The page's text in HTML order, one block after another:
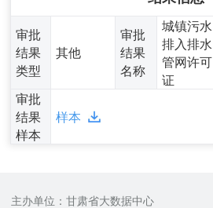
审批
结果
类型
其他
审批
结果
名称
城镇污水
排入排水
管网许可
证
审批
结果
样本
样本
主办单位：甘肃省大数据中心